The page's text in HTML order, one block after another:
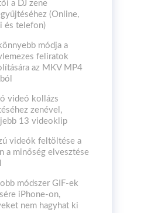
a DJ zene
(Online,
és telefon)
módja a
feliratok
az MKV MP4
videó kollázs
zenével,
13 videoklip
videók feltöltése a
a minőség elvesztése
módszer GIF-ek
iPhone-on,
nem hagyhat ki